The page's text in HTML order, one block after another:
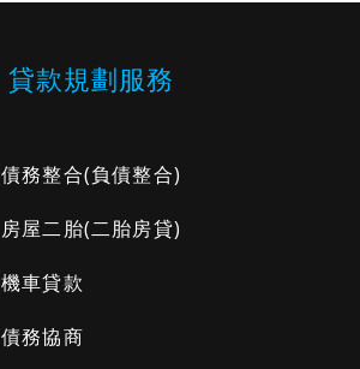
貸款規劃服務
債務整合(負債整合)
房屋二胎(二胎房貸)
機車貸款
債務協商